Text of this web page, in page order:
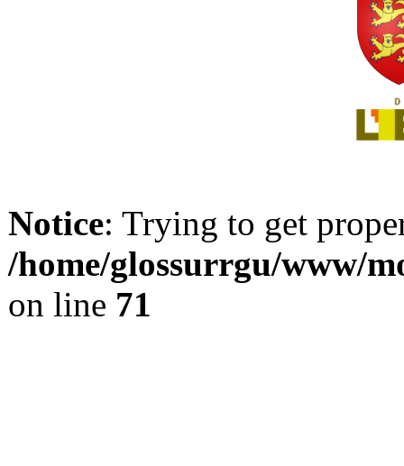
Notice: Trying to get
/home/glossurrgu/www/
on line 71